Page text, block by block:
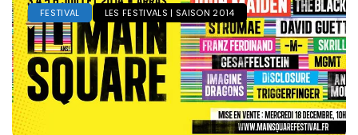
FESTIVAL LES FESTIVALS | SAISON 2014